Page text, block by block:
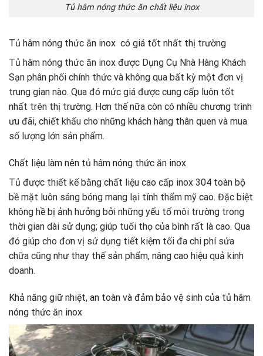
Tủ hâm nóng thức ăn chất liệu inox
Tủ hâm nóng thức ăn inox có giá tốt nhất thị trường
Tủ hâm nóng thức ăn inox được Dụng Cụ Nhà Hàng Khách
Sạn phân phối chính thức và không qua bất kỳ một đơn vị
trung gian nào. Qua đó mức giá được cung cấp luôn tốt
nhất trên thị trường. Hơn thế nữa còn có nhiều chương trình
ưu đãi, chiết khấu cho những khách hàng thân quen và mua
số lượng lớn sản phẩm.
Chất liệu làm nên tủ hâm nóng thức ăn inox
Tủ được thiết kế bằng chất liệu cao cấp inox 304 toàn bộ
bề mặt luôn sáng bóng mang lại tính thẩm mỹ cao. Đặc biệt
không hề bị ảnh hưởng bởi những yếu tố môi trường trong
thời gian dài sử dụng; giúp tuổi thọ của bình rất là cao. Qua
đó giúp cho đơn vị sử dụng tiết kiệm tối đa chi phí sửa
chữa cũng như thay thế sản phẩm, nâng cao hiệu quả kinh
doanh.
Khả năng giữ nhiệt, an toàn và đảm bảo vệ sinh của tủ hâm
nóng thức ăn inox